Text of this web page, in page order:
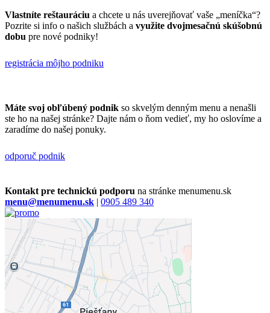
Vlastníte reštauráciu a chcete u nás uverejňovať vaše „meníčka“?
Pozrite si info o našich službách a využite dvojmesačnú skúšobnú
dobu pre nové podniky!
registrácia môjho podniku
Máte svoj obľúbený podnik so skvelým denným menu a nenašli
ste ho na našej stránke? Dajte nám o ňom vedieť, my ho oslovíme a
zaradíme do našej ponuky.
odporuč podnik
Kontakt pre technickú podporu na stránke menumenu.sk
menu@menumenu.sk | 0905 489 340